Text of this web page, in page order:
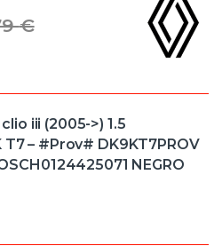
€
iii (2005->) 1.5
T7 – #Prov# DK9KT7PROV
NEGRO